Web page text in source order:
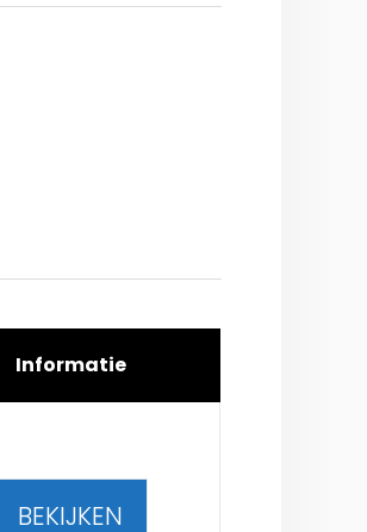
Informatie
BEKIJKEN